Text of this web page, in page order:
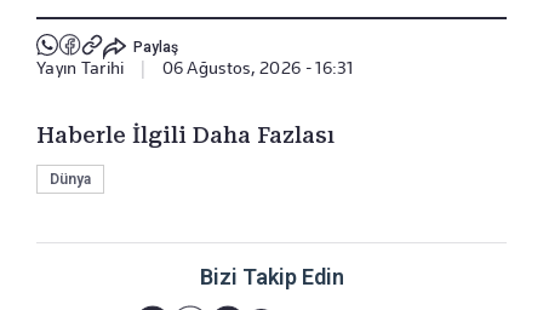
Paylaş
Yayın Tarihi 06 Ağustos, 2026 - 16:31
Haberle İlgili Daha Fazlası
Dünya
Bizi Takip Edin